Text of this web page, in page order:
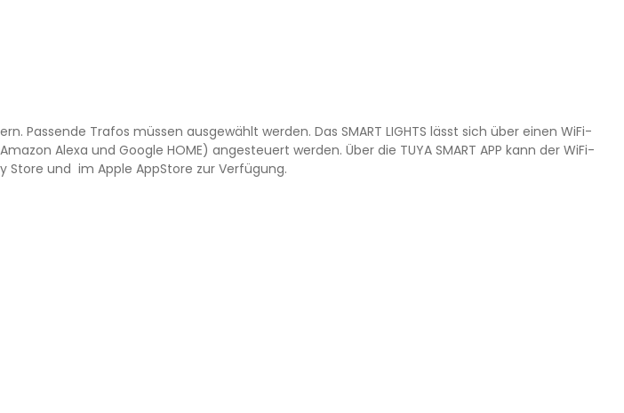
Passende Trafos müssen ausgewählt werden. Das SMART LIGHTS lässt sich über einen WiFi-
Alexa und Google HOME) angesteuert werden. Über die TUYA SMART APP kann der WiFi-
Store und im Apple AppStore zur Verfügung.